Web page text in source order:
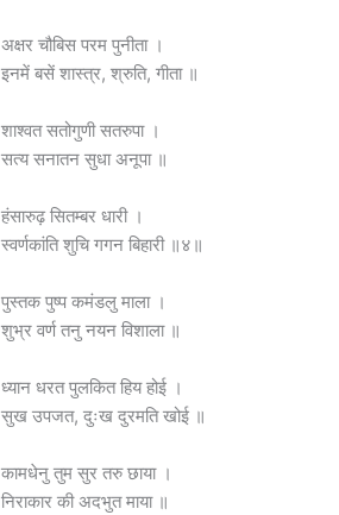
अक्षर चौबिस परम पुनीता ।
इनमें बसें शास्त्र, श्रुति, गीता ॥
शाश्वत सतोगुणी सतरुपा ।
सत्य सनातन सुधा अनूपा ॥
हंसारुढ़ सितम्बर धारी ।
स्वर्णकांति शुचि गगन बिहारी ॥४॥
पुस्तक पुष्प कमंडलु माला ।
शुभ्र वर्ण तनु नयन विशाला ॥
ध्यान धरत पुलकित हिय होई ।
सुख उपजत, दुःख दुरमति खोई ॥
कामधेनु तुम सुर तरु छाया ।
निराकार की अदभुत माया ॥